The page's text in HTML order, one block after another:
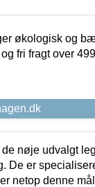
økologisk og
fri fragt over
nøje udvalgt
De er
netop denne